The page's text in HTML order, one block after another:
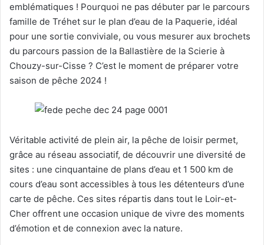
emblématiques ! Pourquoi ne pas débuter par le parcours
famille de Tréhet sur le plan d’eau de la Paquerie, idéal
pour une sortie conviviale, ou vous mesurer aux brochets
du parcours passion de la Ballastière de la Scierie à
Chouzy-sur-Cisse ? C’est le moment de préparer votre
saison de pêche 2024 !
Véritable activité de plein air, la pêche de loisir permet,
grâce au réseau associatif, de découvrir une diversité de
sites : une cinquantaine de plans d’eau et 1 500 km de
cours d’eau sont accessibles à tous les détenteurs d’une
carte de pêche. Ces sites répartis dans tout le Loir-et-
Cher offrent une occasion unique de vivre des moments
d’émotion et de connexion avec la nature.